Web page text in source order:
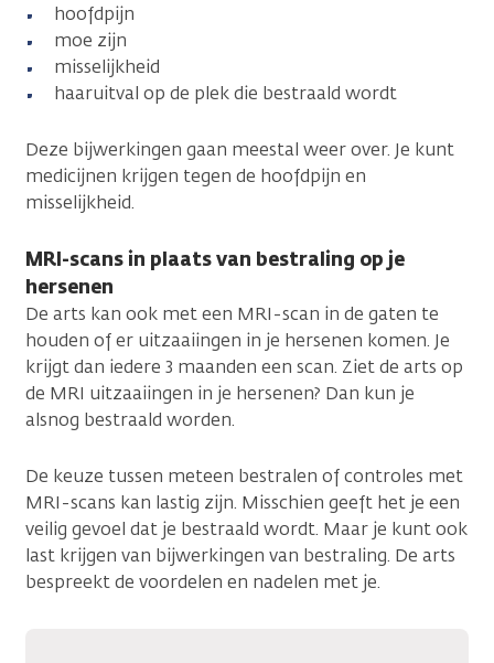
hoofdpijn
moe zijn
misselijkheid
haaruitval op de plek die bestraald wordt
Deze bijwerkingen gaan meestal weer over. Je kunt
medicijnen krijgen tegen de hoofdpijn en
misselijkheid.
MRI-scans in plaats van bestraling op je
hersenen
De arts kan ook met een MRI-scan in de gaten te
houden of er uitzaaiingen in je hersenen komen. Je
krijgt dan iedere 3 maanden een scan. Ziet de arts op
de MRI uitzaaiingen in je hersenen? Dan kun je
alsnog bestraald worden.
De keuze tussen meteen bestralen of controles met
MRI-scans kan lastig zijn. Misschien geeft het je een
veilig gevoel dat je bestraald wordt. Maar je kunt ook
last krijgen van bijwerkingen van bestraling. De arts
bespreekt de voordelen en nadelen met je.